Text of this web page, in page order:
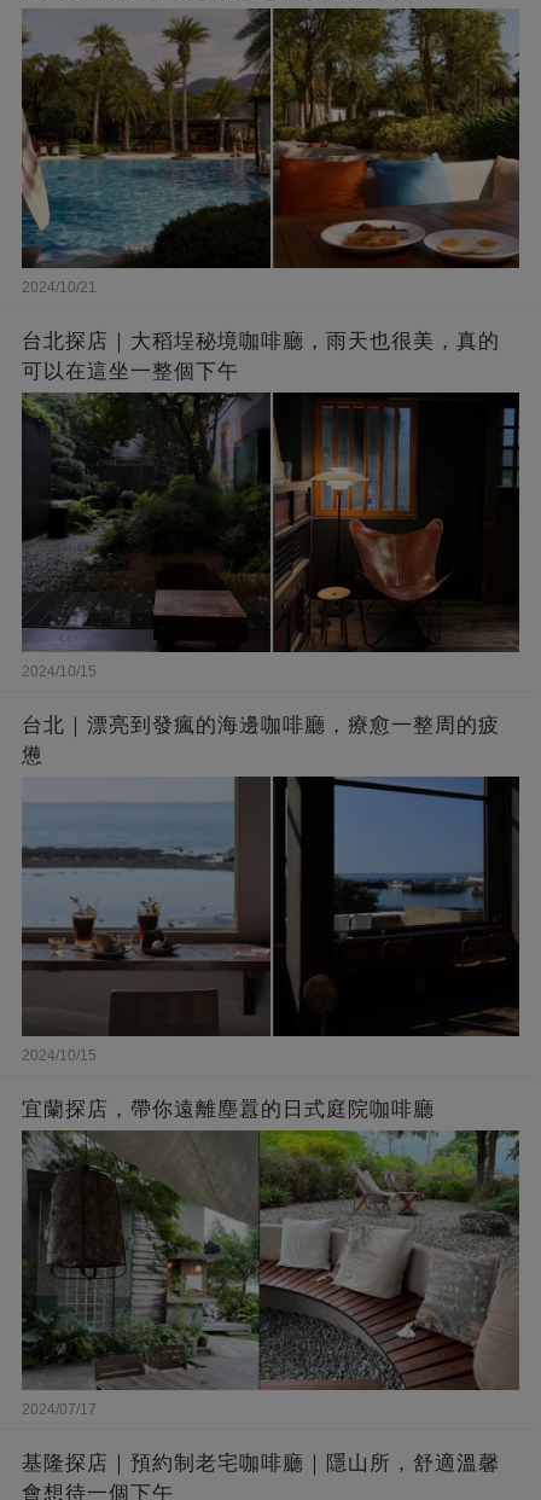
2024/10/21
台北探店｜大稻埕秘境咖啡廳，雨天也很美，真的
可以在這坐一整個下午
2024/10/15
台北｜漂亮到發瘋的海邊咖啡廳，療愈一整周的疲
憊
2024/10/15
宜蘭探店，帶你遠離塵囂的日式庭院咖啡廳
2024/07/17
基隆探店｜預約制老宅咖啡廳｜隱山所，舒適溫馨
會想待一個下午